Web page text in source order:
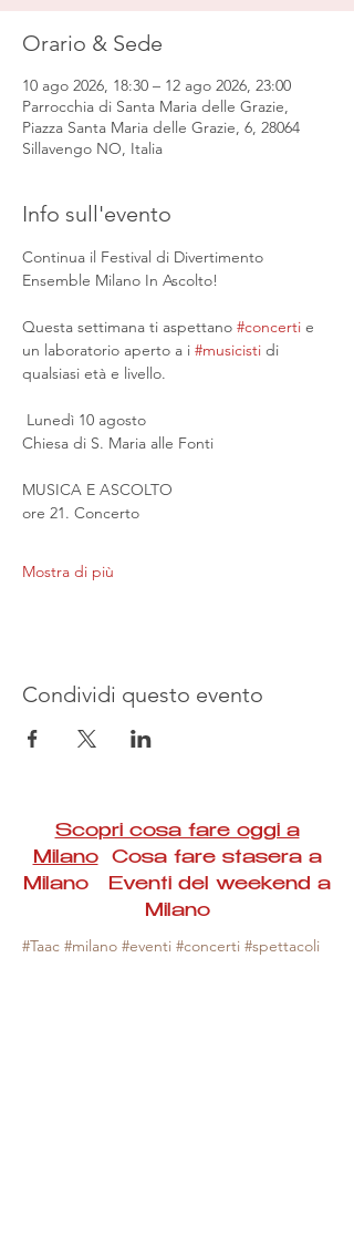
Orario & Sede
10 ago 2026, 18:30 – 12 ago 2026, 23:00
Parrocchia di Santa Maria delle Grazie,
Piazza Santa Maria delle Grazie, 6, 28064
Sillavengo NO, Italia
Info sull'evento
Continua il Festival di Divertimento
Ensemble Milano In Ascolto!
Questa settimana ti aspettano #concerti e
un laboratorio aperto a i #musicisti di
qualsiasi età e livello.
Lunedì 10 agosto
Chiesa di S. Maria alle Fonti
MUSICA E ASCOLTO
ore 21. Concerto
Mostra di più
Condividi questo evento
Scopri cosa fare oggi a
MilanoCosa fare stasera a
Milano Eventi del weekend a
Milano
#Taac #milano #eventi #concerti #spettacoli